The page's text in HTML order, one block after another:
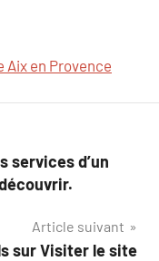
Aix en Provence
services d’un
Article suivant
sur Visiter le site